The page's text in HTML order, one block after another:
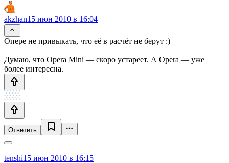
akzhan15 июн 2010 в 16:04
Опере не привыкать, что её в расчёт не берут :)
Думаю, что Opera Mini — скоро устареет. А Opera — уже
более интересна.
Ответить
tenshi15 июн 2010 в 16:15